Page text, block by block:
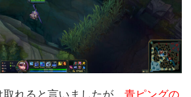
れると言いましたが、 青ピングの